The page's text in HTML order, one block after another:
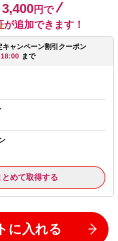
3,400円で
が追加できます！
ャンペーン割引クーポン
まで
めて取得する
に入れる